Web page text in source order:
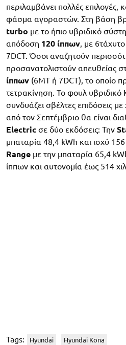
περιλαμβάνει πολλές επιλογές,
φάσμα αγοραστών. Στη βάση
turbo με το ήπιο υβριδικό
απόδοση 120 ίππων, με
7DCT. Όσοι αναζητούν
προσανατολιστούν απευθείας
ίππων (6MT ή 7DCT), το οποίο
τετρακίνηση. Το φουλ υβριδικό
συνδυάζει σβέλτες επιδόσεις
από τον Σεπτέμβριο θα είναι
Electric σε δύο εκδόσεις: Την
μπαταρία 48,4 kWh και ισχύ
Range με την μπαταρία 65,4
ίππων και αυτονομία έως 514
Tags: Hyundai Hyundai Kona